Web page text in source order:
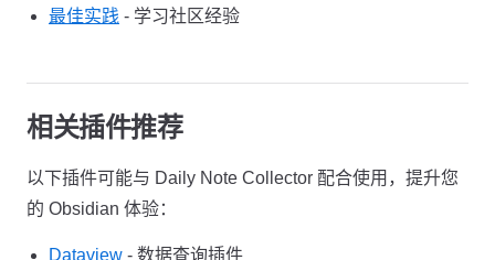
最佳实践 - 学习社区经验
相关插件推荐
以下插件可能与 Daily Note Collector 配合使用，提升您
的 Obsidian 体验：
Dataview - 数据查询插件